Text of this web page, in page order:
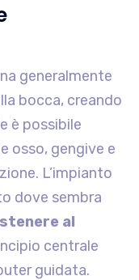
generalmente
bocca, creando
è possibile
osso, gengive e
L’impianto
dove sembra
al
centrale
guidata.